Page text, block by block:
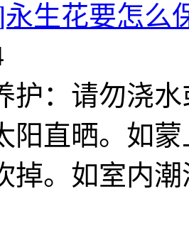
生花要怎么
护：请勿浇
阳直晒。如
掉。如室内